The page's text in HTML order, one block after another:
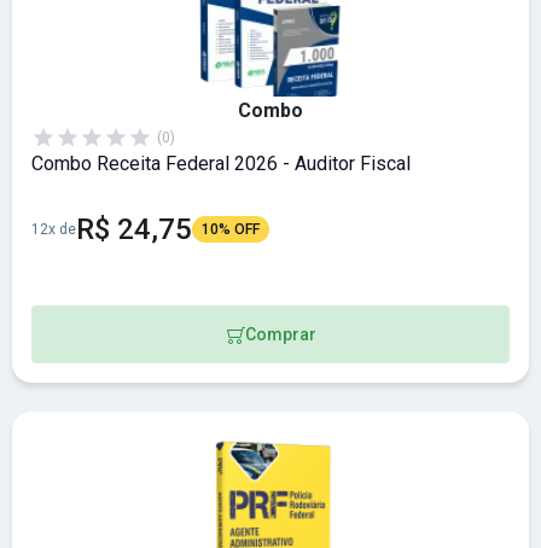
Combo
(0)
Combo Receita Federal 2026 - Auditor Fiscal
12x deR$ 24,75 10% OFF
Comprar